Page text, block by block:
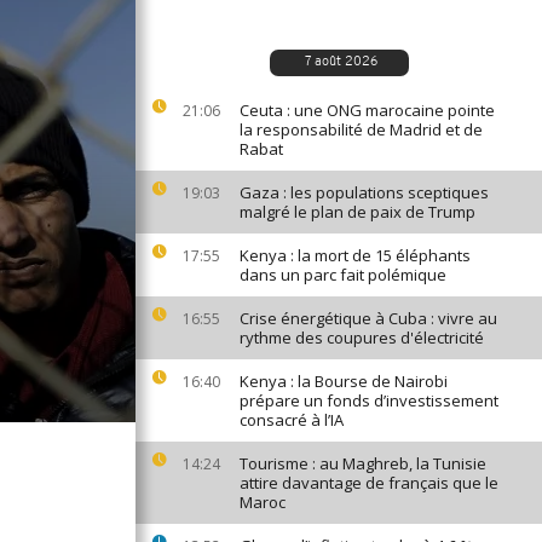
7 août 2026
21:06
Ceuta : une ONG marocaine pointe
la responsabilité de Madrid et de
Rabat
19:03
Gaza : les populations sceptiques
malgré le plan de paix de Trump
17:55
Kenya : la mort de 15 éléphants
dans un parc fait polémique
16:55
Crise énergétique à Cuba : vivre au
rythme des coupures d'électricité
16:40
Kenya : la Bourse de Nairobi
prépare un fonds d’investissement
consacré à l’IA
14:24
Tourisme : au Maghreb, la Tunisie
attire davantage de français que le
Maroc